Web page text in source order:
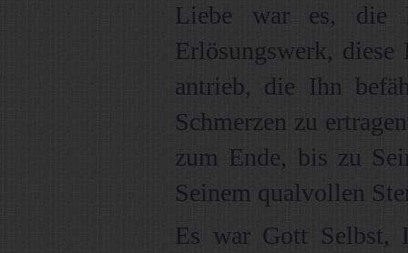
Liebe war es,
Erlösungswerk,
antrieb, die Ihn
Schmerzen zu
zum Ende, bis zu
Seinem qualvollen
Es war Gott Selbst,